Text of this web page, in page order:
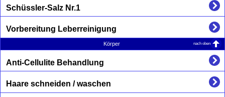
Schüssler-Salz Nr.1
Vorbereitung Leberreinigung
Körper nach oben
Anti-Cellulite Behandlung
Haare schneiden / waschen